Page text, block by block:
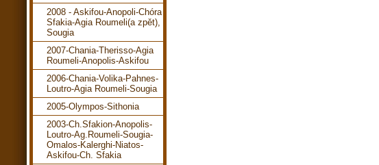
2008 - Askifou-Anopoli-Chóra
Sfakia-Agia Roumeli(a zpět),
Sougia
2007-Chania-Therisso-Agia
Roumeli-Anopolis-Askifou
2006-Chania-Volika-Pahnes-
Loutro-Agia Roumeli-Sougia
2005-Olympos-Sithonia
2003-Ch.Sfakion-Anopolis-
Loutro-Ag.Roumeli-Sougia-
Omalos-Kalerghi-Niatos-
Askifou-Ch. Sfakia